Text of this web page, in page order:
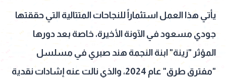
يأتي هذا العمل استثماراً للنجاحات المتتالية التي حققتها
جودي مسعود في الآونة الأخيرة، خاصة بعد دورها
المؤثر "زينة" ابنة النجمة هند صبري في مسلسل
"مفترق طرق" عام 2024، والذي نالت عنه إشادات نقدية